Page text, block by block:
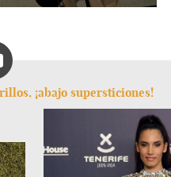
¡abajo supersticiones!